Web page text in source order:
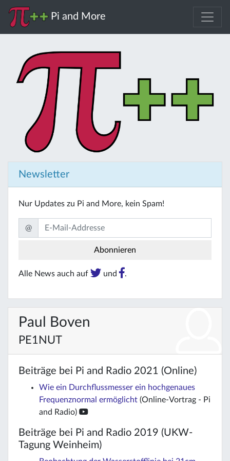
Pi and More
Newsletter
Nur Updates zu Pi and More, kein Spam!
@
Alle News auch auf und .
Paul Boven
PE1NUT
Beiträge bei Pi and Radio 2021 (Online)
Wie ein Durchflussmesser ein hochgenaues
Frequenznormal ermöglicht (Online-Vortrag - Pi
and Radio)
Beiträge bei Pi and Radio 2019 (UKW-
Tagung Weinheim)